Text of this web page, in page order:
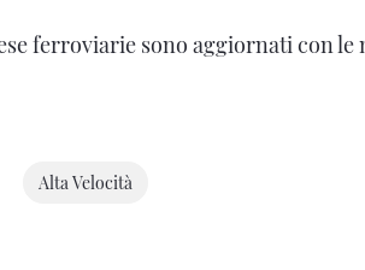
ferroviarie sono aggiornati con le
Alta Velocità